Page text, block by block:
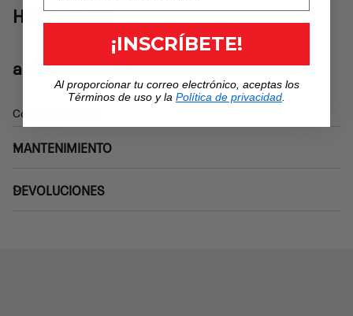
HIGHLIGHTS
a.d.d.®
Collar asimétrico
MANTENIMIENTO
DEVOLUCIONES
¡INSCRÍBETE!
Al proporcionar tu correo electrónico, aceptas los
Términos de uso y la Política de privacidad